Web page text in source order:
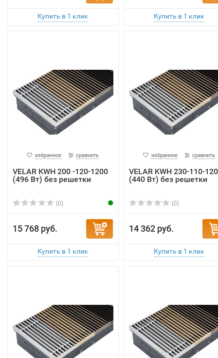
избранное сравнить
VELAR KWH 200 -120-1200
(496 Вт) без решетки
(0)
15 768 руб.
избранное сравнить
VELAR KWH 230-110-
(440 Вт) без решетки
(0)
14 362 руб.